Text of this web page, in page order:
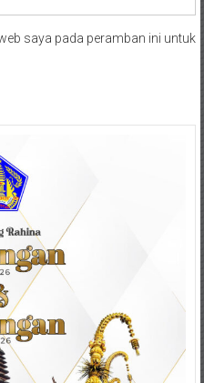
saya pada peramban ini untuk